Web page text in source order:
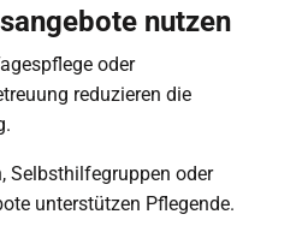
nutzen
oder
reduzieren die
Selbsthilfegruppen oder
unterstützen Pflegende.